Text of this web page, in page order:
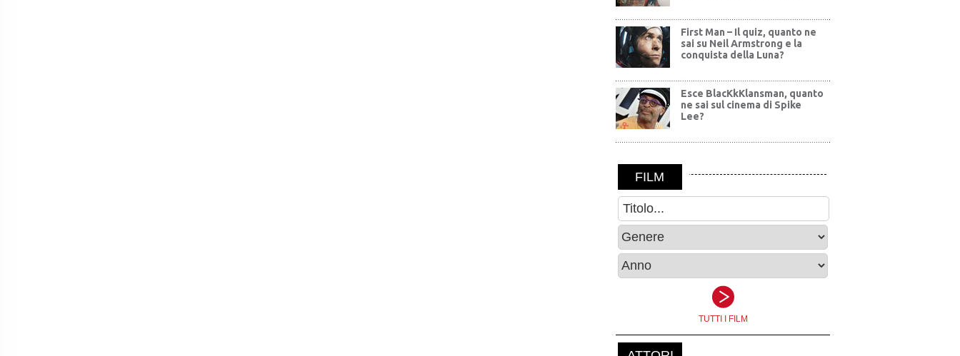
First Man – Il quiz, quanto ne
sai su Neil Armstrong e la
conquista della Luna?
Esce BlacKkKlansman, quanto
ne sai sul cinema di Spike
Lee?